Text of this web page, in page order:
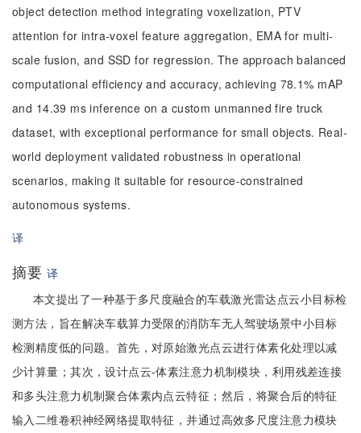
object detection method integrating voxelization, PTV
attention for intra-voxel feature aggregation, EMA for multi-
scale fusion, and SSD for regression. The approach balanced
computational efficiency and accuracy, achieving 78.1% mAP
and 14.39 ms inference on a custom unmanned fire truck
dataset, with exceptional performance for small objects. Real-
world deployment validated robustness in operational
scenarios, making it suitable for resource-constrained
autonomous systems.
译
摘要 译
本文提出了一种基于多尺度融合的车载激光雷达点云小目标检
测方法，旨在解决车载算力受限的消防车无人驾驶场景中小目标
检测精度低的问题。首先，对原始激光点云进行体素化处理以减
少计算量；其次，设计点云-体素注意力机制模块，利用残差连接
和多头注意力机制聚合体素内点云特征；然后，将聚合后的特征
输入二维卷积神经网络提取特征，并通过高效多尺度注意力模块